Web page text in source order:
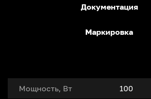
Документация
Маркировка
Мощность, Вт 100